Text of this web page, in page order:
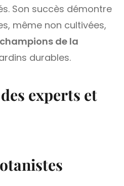
Son succès démontre
même non cultivées,
champions de la
durables.
experts et